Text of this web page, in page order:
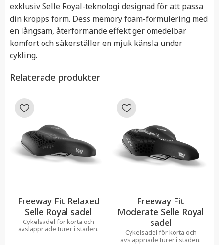
exklusiv Selle Royal-teknologi designad för att passa
din kropps form. Dess memory foam-formulering med
en långsam, återformande effekt ger omedelbar
komfort och säkerställer en mjuk känsla under
cykling.
Relaterade produkter
Freeway Fit Relaxed
Selle Royal sadel
Cykelsadel för korta och
avslappnade turer i staden.
Lägg till i favoriter
Freeway Fit
Moderate Selle Royal
sadel
Cykelsadel för korta och
avslappnade turer i staden.
Lägg till i favoriter